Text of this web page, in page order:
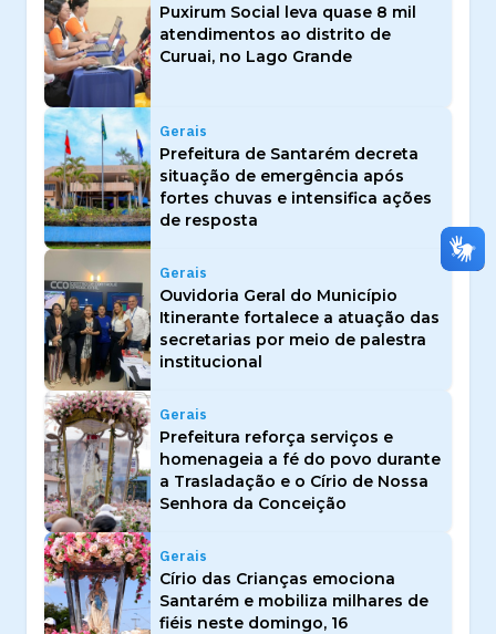
Puxirum Social leva quase 8 mil
atendimentos ao distrito de
Curuai, no Lago Grande
Gerais
Prefeitura de Santarém decreta
situação de emergência após
fortes chuvas e intensifica ações
de resposta
Gerais
Ouvidoria Geral do Município
Itinerante fortalece a atuação das
secretarias por meio de palestra
institucional
Gerais
Prefeitura reforça serviços e
homenageia a fé do povo durante
a Trasladação e o Círio de Nossa
Senhora da Conceição
Gerais
Círio das Crianças emociona
Santarém e mobiliza milhares de
fiéis neste domingo, 16